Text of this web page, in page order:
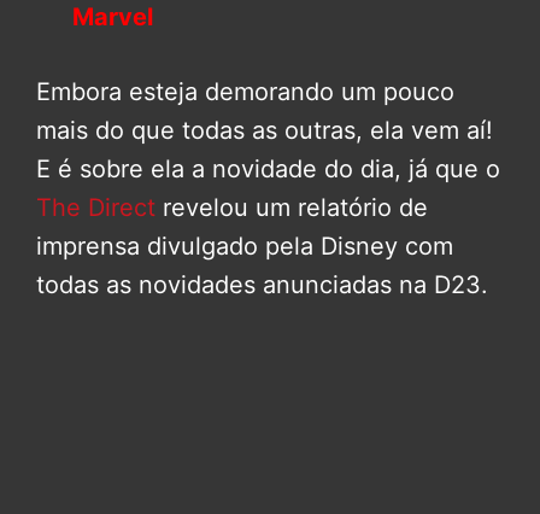
Marvel
Embora esteja demorando um pouco
mais do que todas as outras, ela vem aí!
E é sobre ela a novidade do dia, já que o
The Direct revelou um relatório de
imprensa divulgado pela Disney com
todas as novidades anunciadas na D23.